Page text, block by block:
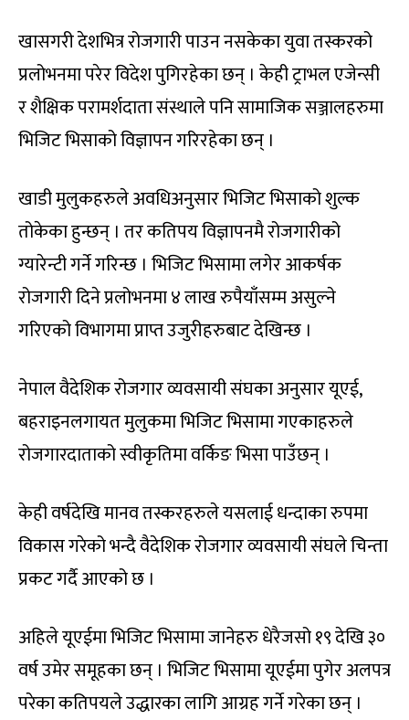
खासगरी देशभित्र रोजगारी पाउन नसकेका युवा तस्करको
प्रलोभनमा परेर विदेश पुगिरहेका छन् । केही ट्राभल एजेन्सी
र शैक्षिक परामर्शदाता संस्थाले पनि सामाजिक सञ्जालहरुमा
भिजिट भिसाको विज्ञापन गरिरहेका छन् ।
खाडी मुलुकहरुले अवधिअनुसार भिजिट भिसाको शुल्क
तोकेका हुन्छन् । तर कतिपय विज्ञापनमै रोजगारीको
ग्यारेन्टी गर्ने गरिन्छ । भिजिट भिसामा लगेर आकर्षक
रोजगारी दिने प्रलोभनमा ४ लाख रुपैयाँसम्म असुल्ने
गरिएको विभागमा प्राप्त उजुरीहरुबाट देखिन्छ ।
नेपाल वैदेशिक रोजगार व्यवसायी संघका अनुसार यूएई,
बहराइनलगायत मुलुकमा भिजिट भिसामा गएकाहरुले
रोजगारदाताको स्वीकृतिमा वर्किङ भिसा पाउँछन् ।
केही वर्षदेखि मानव तस्करहरुले यसलाई धन्दाका रुपमा
विकास गरेको भन्दै वैदेशिक रोजगार व्यवसायी संघले चिन्ता
प्रकट गर्दै आएको छ ।
अहिले यूएईमा भिजिट भिसामा जानेहरु धेरैजसो १९ देखि ३०
वर्ष उमेर समूहका छन् । भिजिट भिसामा यूएईमा पुगेर अलपत्र
परेका कतिपयले उद्धारका लागि आग्रह गर्ने गरेका छन् ।